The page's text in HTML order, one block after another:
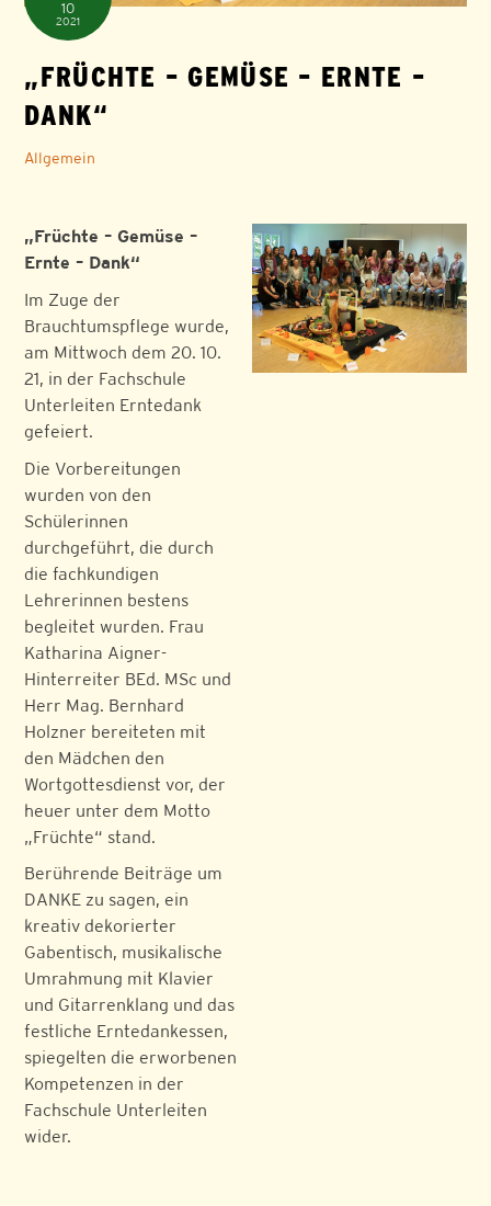
10
2021
„FRÜCHTE – GEMÜSE – ERNTE –
DANK“
Allgemein
„Früchte – Gemüse –
Ernte – Dank“
Im Zuge der
Brauchtumspflege wurde,
am Mittwoch dem 20. 10.
21, in der Fachschule
Unterleiten Erntedank
gefeiert.
Die Vorbereitungen
wurden von den
Schülerinnen
durchgeführt, die durch
die fachkundigen
Lehrerinnen bestens
begleitet wurden. Frau
Katharina Aigner-
Hinterreiter BEd. MSc und
Herr Mag. Bernhard
Holzner bereiteten mit
den Mädchen den
Wortgottesdienst vor, der
heuer unter dem Motto
„Früchte“ stand.
Berührende Beiträge um
DANKE zu sagen, ein
kreativ dekorierter
Gabentisch, musikalische
Umrahmung mit Klavier
und Gitarrenklang und das
festliche Erntedankessen,
spiegelten die erworbenen
Kompetenzen in der
Fachschule Unterleiten
wider.